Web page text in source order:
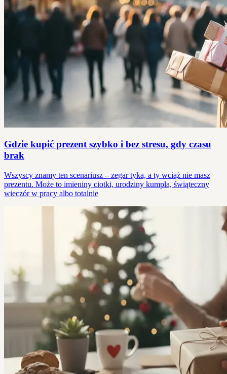
Gdzie kupić prezent szybko i bez stresu, gdy czasu
brak
Wszyscy znamy ten scenariusz – zegar tyka, a ty wciąż nie masz
prezentu. Może to imieniny ciotki, urodziny kumpla, świąteczny
wieczór w pracy albo totalnie